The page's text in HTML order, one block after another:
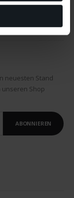
neuesten Stand
unseren Shop
ABONNIEREN